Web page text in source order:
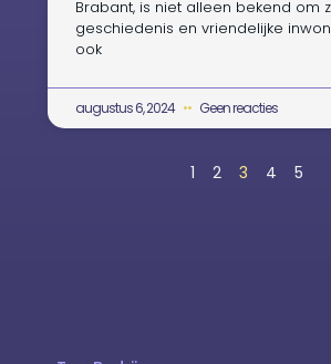
Brabant, is niet alleen bekend om
geschiedenis en vriendelijke
ook
augustus 6, 2024 Geen reacties
1 2 3 4 5